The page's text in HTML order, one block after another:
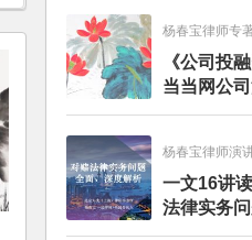
杨春宝律师专
《公司投
当当网公
畅销图书榜
杨春宝律师演
一文16讲
法律实务